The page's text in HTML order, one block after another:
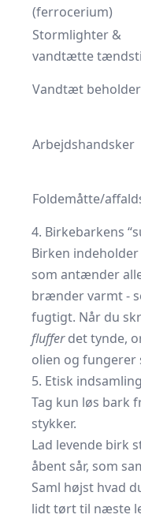
(ferrocerium)
Stormlighter &
vandtætte
Vandtæt beholder
Arbejdshandsker
Foldemåtte/
4. Birkebarkens
Birken
som antænder
brænder varmt -
fugtigt. Når du
flufferdet tynde,
olien og fungerer
5. Etisk
Tag kun løs bark
stykker.
Lad levende birk
åbent sår, som
Saml højst hvad
lidt tørt til næste